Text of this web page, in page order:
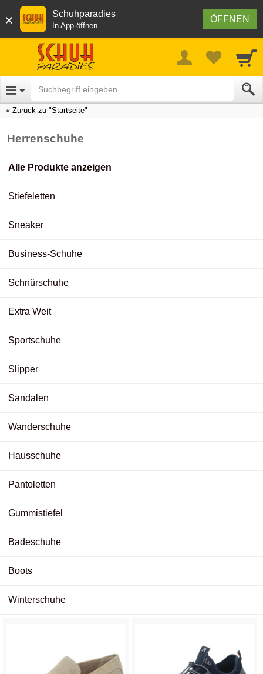
× ÖFFNEN
Schuhparadies
In App öffnen
Zurück zu "Startseite"
Herrenschuhe
Alle Produkte anzeigen
Stiefeletten
Sneaker
Business-Schuhe
Schnürschuhe
Extra Weit
Sportschuhe
Slipper
Sandalen
Wanderschuhe
Hausschuhe
Pantoletten
Gummistiefel
Badeschuhe
Boots
Winterschuhe